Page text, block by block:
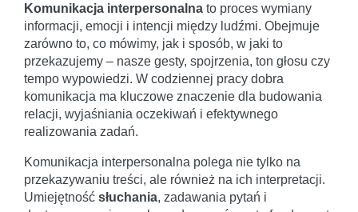
Komunikacja interpersonalna to proces wymiany
informacji, emocji i intencji między ludźmi. Obejmuje
zarówno to, co mówimy, jak i sposób, w jaki to
przekazujemy – nasze gesty, spojrzenia, ton głosu czy
tempo wypowiedzi. W codziennej pracy dobra
komunikacja ma kluczowe znaczenie dla budowania
relacji, wyjaśniania oczekiwań i efektywnego
realizowania zadań.
Komunikacja interpersonalna polega nie tylko na
przekazywaniu treści, ale również na ich interpretacji.
Umiejętność słuchania, zadawania pytań i